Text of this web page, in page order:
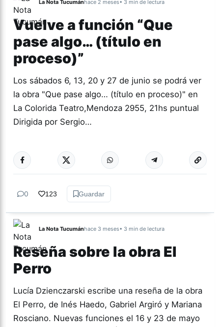
La Nota Tucumánhace 2 meses• 3 min de lectura
Vuelve a función “Que
pase algo… (título en
proceso)”
Los sábados 6, 13, 20 y 27 de junio se podrá ver
la obra "Que pase algo… (título en proceso)" en
La Colorida Teatro,Mendoza 2955, 21hs puntual
Dirigida por Sergio…
TEATRO Más
0 123 Guardar
La Nota Tucumánhace 3 meses• 3 min de lectura
Reseña sobre la obra El
Perro
Lucía Dzienczarski escribe una reseña de la obra
El Perro, de Inés Haedo, Gabriel Argiró y Mariana
Rosciano. Nuevas funciones el 16 y 23 de mayo